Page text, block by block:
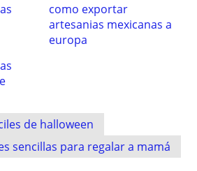
como exportar
artesanias mexicanas a
europa
de halloween
sencillas para regalar a mamá